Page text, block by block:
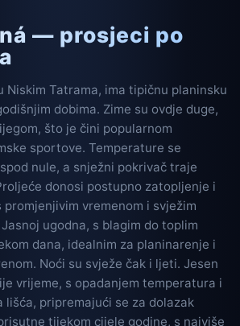
— prosjeci po
Niskim Tatrama, ima tipičnu planinsku
dobima. Zime su ovdje duge,
što je čini popularnom
sportove. Temperature se
nule, a snježni pokrivač traje
donosi postupno zatopljenje i
vremenom i svježim
ugodna, s blagim do toplim
dana, idealnim za planinarenje i
Noći su svježe čak i ljeti. Jesen
vrijeme, s opadanjem temperatura i
lišća, pripremajući se za dolazak
tijekom cijele godine, s najviše